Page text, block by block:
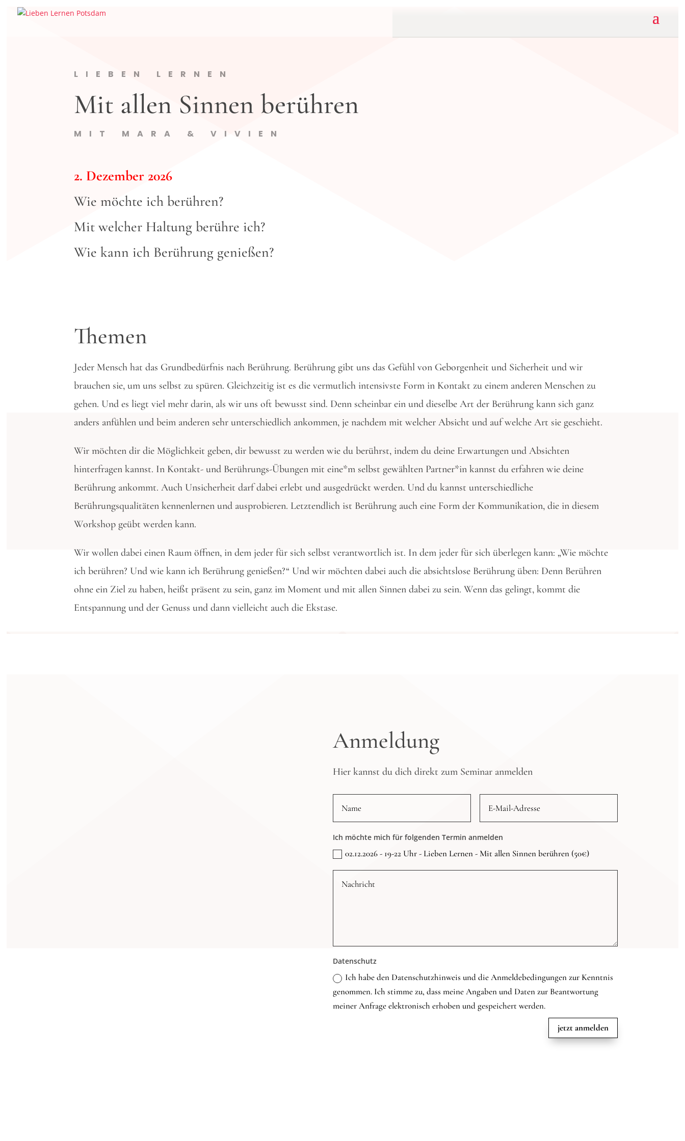
LIEBEN LERNEN
Mit allen Sinnen berühren
MIT MARA & VIVIEN
2. Dezember 2026
Wie möchte ich berühren?
Mit welcher Haltung berühre ich?
Wie kann ich Berührung genießen?
Themen
Jeder Mensch hat das Grundbedürfnis nach Berührung. Berührung gibt uns das Gefühl von Geborgenheit und Sicherheit und wir
brauchen sie, um uns selbst zu spüren. Gleichzeitig ist es die vermutlich intensivste Form in Kontakt zu einem anderen Menschen zu
gehen. Und es liegt viel mehr darin, als wir uns oft bewusst sind. Denn scheinbar ein und dieselbe Art der Berührung kann sich ganz
anders anfühlen und beim anderen sehr unterschiedlich ankommen, je nachdem mit welcher Absicht und auf welche Art sie geschieht.
Wir möchten dir die Möglichkeit geben, dir bewusst zu werden wie du berührst, indem du deine Erwartungen und Absichten
hinterfragen kannst. In Kontakt- und Berührungs-Übungen mit eine*m selbst gewählten Partner*in kannst du erfahren wie deine
Berührung ankommt. Auch Unsicherheit darf dabei erlebt und ausgedrückt werden. Und du kannst unterschiedliche
Berührungsqualitäten kennenlernen und ausprobieren. Letztendlich ist Berührung auch eine Form der Kommunikation, die in diesem
Workshop geübt werden kann.
Wir wollen dabei einen Raum öffnen, in dem jeder für sich selbst verantwortlich ist. In dem jeder für sich überlegen kann: „Wie möchte
ich berühren? Und wie kann ich Berührung genießen?“ Und wir möchten dabei auch die absichtslose Berührung üben: Denn Berühren
ohne ein Ziel zu haben, heißt präsent zu sein, ganz im Moment und mit allen Sinnen dabei zu sein. Wenn das gelingt, kommt die
Entspannung und der Genuss und dann vielleicht auch die Ekstase.
Anmeldung
Hier kannst du dich direkt zum Seminar anmelden
Ich möchte mich für folgenden Termin anmelden
02.12.2026 - 19-22 Uhr - Lieben Lernen - Mit allen Sinnen berühren (50€)
Datenschutz
Ich habe den Datenschutzhinweis und die Anmeldebedingungen zur Kenntnis
genommen. Ich stimme zu, dass meine Angaben und Daten zur Beantwortung
meiner Anfrage elektronisch erhoben und gespeichert werden.
jetzt anmelden